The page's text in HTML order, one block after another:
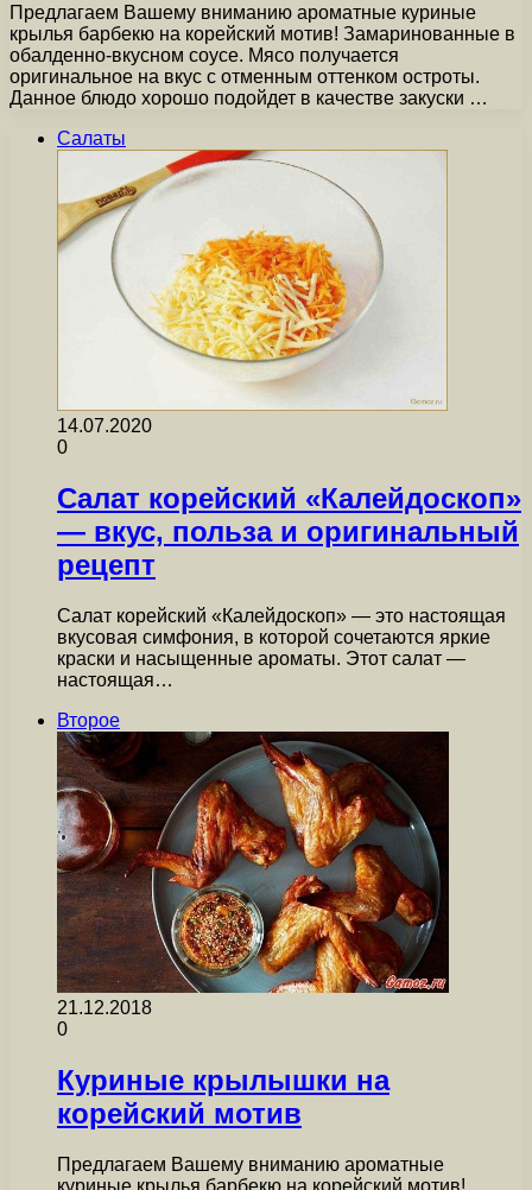
Предлагаем Вашему вниманию ароматные куриные
крылья барбекю на корейский мотив! Замаринованные в
обалденно-вкусном соусе. Мясо получается
оригинальное на вкус с отменным оттенком остроты.
Данное блюдо хорошо подойдет в качестве закуски …
Салаты
14.07.2020
0
Салат корейский «Калейдоскоп»
— вкус, польза и оригинальный
рецепт
Салат корейский «Калейдоскоп» — это настоящая
вкусовая симфония, в которой сочетаются яркие
краски и насыщенные ароматы. Этот салат —
настоящая…
Второе
21.12.2018
0
Куриные крылышки на
корейский мотив
Предлагаем Вашему вниманию ароматные
куриные крылья барбекю на корейский мотив!